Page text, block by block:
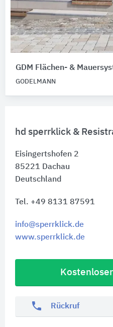
hd sperrklick &
Eisingertshofen 2
85221 Dachau
Deutschland
Tel. +49 8131 87591
info@sperrklick.de
www.sperrklick.de
phone Rückruf
GDM Flächen- &
GODELMANN